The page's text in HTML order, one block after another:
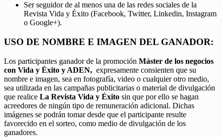
Ser seguidor de al menos una de las redes sociales de la
Revista Vida y Éxito (Facebook, Twitter, Linkedin, Instagram
o Google+).
USO DE NOMBRE E IMAGEN DEL GANADOR:
Los participantes ganador de la promoción Máster de los negocios
con Vida y Éxito y ADEN, expresamente consienten que su
nombre e imagen, sea en fotografía, video o cualquier otro medio,
sea utilizada en las campañas publicitarias o material de divulgación
que realice La Revista Vida y Éxito sin que por ello se hagan
acreedores de ningún tipo de remuneración adicional. Dichas
imágenes se podrán tomar desde que el participante resulte
favorecido en el sorteo, como medio de divulgación de los
ganadores.